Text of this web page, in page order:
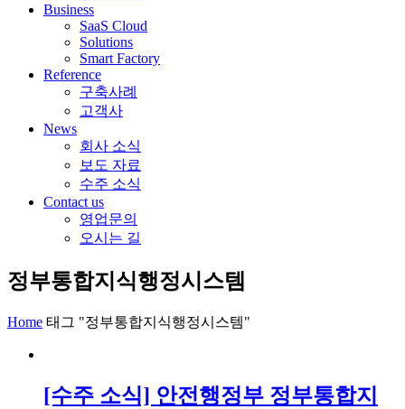
Business
SaaS Cloud
Solutions
Smart Factory
Reference
구축사례
고객사
News
회사 소식
보도 자료
수주 소식
Contact us
영업문의
오시는 길
정부통합지식행정시스템
Home 태그 "정부통합지식행정시스템"
[수주 소식] 안전행정부 정부통합지